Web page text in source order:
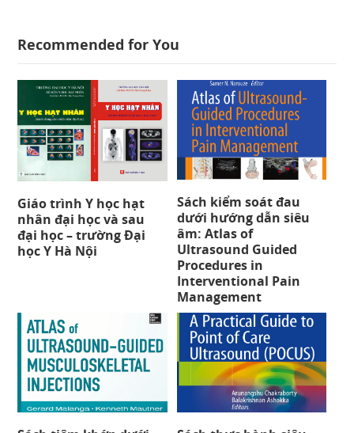
Recommended for You
Giáo trình Y học hạt
nhân đại học và sau
đại học – trường Đại
học Y Hà Nội
Sách kiểm soát đau
dưới hướng dẫn siêu
âm: Atlas of
Ultrasound Guided
Procedures in
Interventional Pain
Management